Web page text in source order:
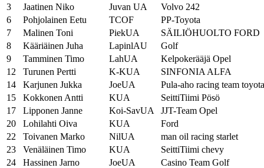
3
Jaatinen Niko Juvan UA
Volvo 242
6
Pohjolainen Eetu TCOF
PP-Toyota
7
Malinen Toni PiekUA
SÄILIÖHUOLTO FORD
8
Kääriäinen Juha LapinlAU
Golf
9
Tamminen Timo LahUA
Kelpokerääjä Opel
12
Turunen Pertti K-KUA
SINFONIA ALFA
14
Karjunen Jukka JoeUA
Pula-aho racing team toyota
15
Kokkonen Antti KUA
SeittiTiimi Pösö
17
Lipponen Janne Koi-SavUA
JJT-Team Opel
20
Lohilahti Oiva KUA
Ford
22
Toivanen Marko NilUA
man oil racing starlet
23
Venäläinen Timo KUA
SeittiTiimi chevy
24
Hassinen Jarno JoeUA
Casino Team Golf